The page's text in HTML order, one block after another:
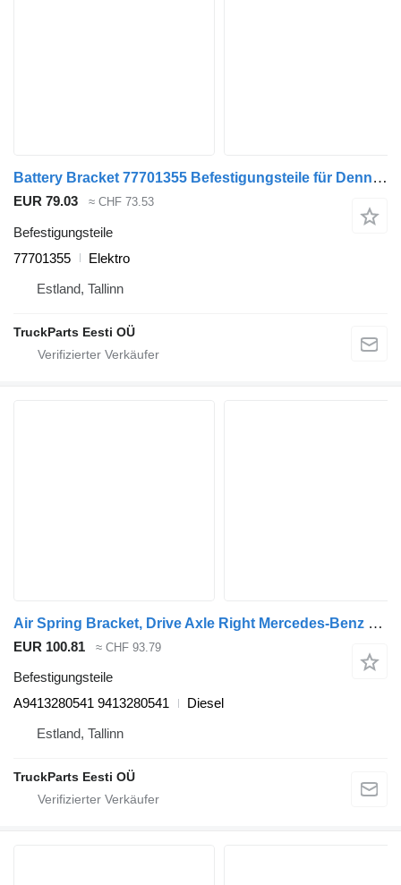
Battery Bracket 77701355 Befestigungsteile für Dennis eCollect Terberg YT Magtec (2019) Müllwagen
EUR 79.03 ≈ CHF 73.53
Befestigungsteile
77701355
Elektro
Estland, Tallinn
TruckParts Eesti OÜ
Air Spring Bracket, Drive Axle Right Mercedes-Benz econic 1828 (01.98-) A9413280541 für Mercedes-Benz Econic (1998-2014) Müllwagen
EUR 100.81 ≈ CHF 93.79
Befestigungsteile
A9413280541 9413280541
Diesel
Estland, Tallinn
TruckParts Eesti OÜ